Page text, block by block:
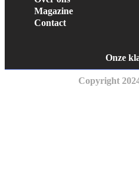
Magazine
Contact
Onze
Copyright